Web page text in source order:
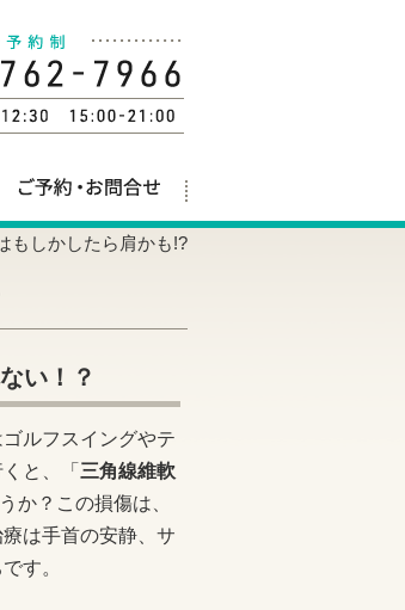
もしかしたら肩かも!?
い！？
ルフスイングやテ
と、「 三角線維軟
か？この損傷は、
は手首の安静、サ
す。